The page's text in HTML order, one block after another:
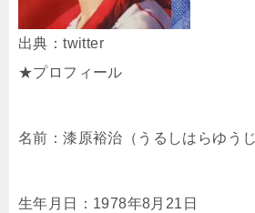
出典：twitter
★プロフィール
名前：漆原裕治（うるしはらゆうじ
生年月日：1978年8月21日